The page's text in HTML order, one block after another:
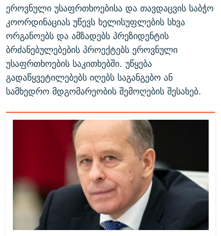
ეროვნული უსაფრთხოებისა და თავდაცვის საბჭო
კოორდინაციას უწევს ხელისუფლების სხვა
ორგანოებს და ამზადებს პრეზიდენტის
ბრძანებულებების პროექტებს ეროვნული
უსაფრთხოების საკითხებში. უწყება
გადაწყვეტილებებს იღებს საგანგებო ან
სამხედრო მდგომარეობის შემოღების შესახებ.